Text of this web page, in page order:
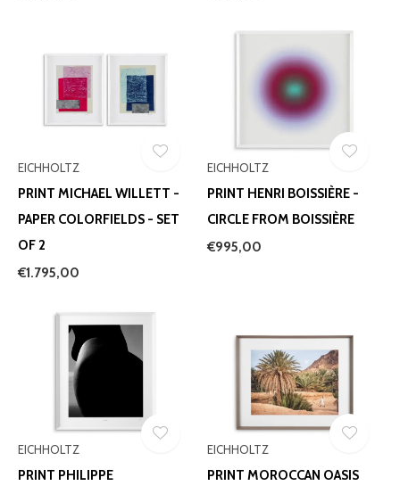
EICHHOLTZ
PRINT MICHAEL WILLETT -
PAPER COLORFIELDS - SET
OF 2
€1.795,00
EICHHOLTZ
PRINT HENRI BOISSIÈRE -
CIRCLE FROM BOISSIÈRE
€995,00
EICHHOLTZ
PRINT PHILIPPE
EICHHOLTZ
PRINT MOROCCAN OASIS